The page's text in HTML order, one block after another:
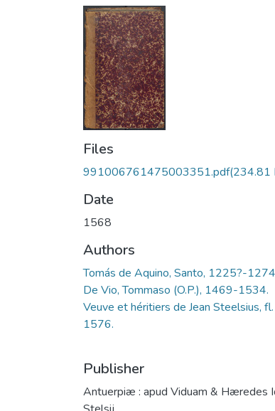
Files
991006761475003351.pdf(234.81
Date
1568
Authors
Tomás de Aquino, Santo, 1225?-
De Vio, Tommaso (O.P.), 1469-1534.
Veuve et héritiers de Jean Steelsius,
1576.
Publisher
Antuerpiæ : apud Viduam & Hæredes